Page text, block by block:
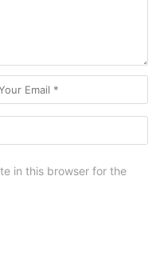
in this browser for the